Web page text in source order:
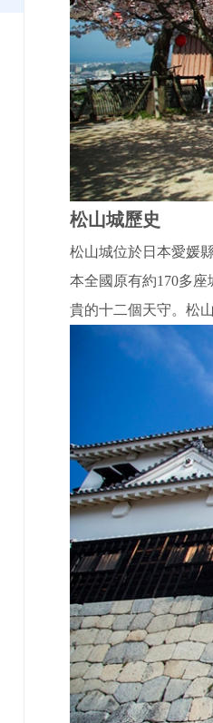
松山城歷史
松山城位於日本愛媛
本全國原有約170多
貴的十二個天守。松